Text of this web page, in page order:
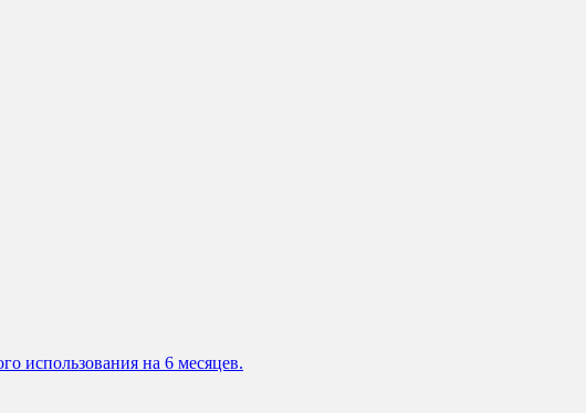
использования на 6 месяцев.